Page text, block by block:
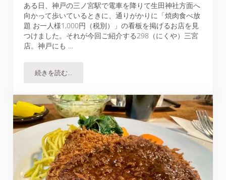
ある日、神戸の三ノ宮駅で電車を降りて生田神社方面へ
向かって歩いているときに、通りがかりに「焼肉食べ放
題 お一人様1,000円（税別）」の看板を掲げるお店を見
つけました。それが今回ご紹介する298（にくや）三宮
店。神戸にも …
続きを読む…298三宮店｜三宮駅前で食べる焼肉食べ放題、ぶっちゃけ